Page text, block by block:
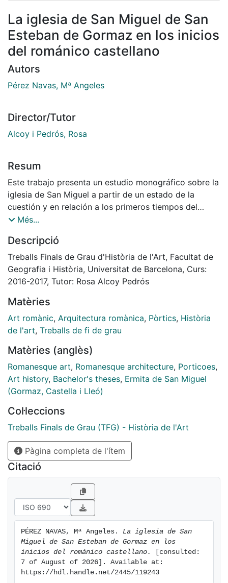
La iglesia de San Miguel de San
Esteban de Gormaz en los inicios
del románico castellano
Autors
Pérez Navas, Mª Angeles
Director/Tutor
Alcoy i Pedrós, Rosa
Resum
Este trabajo presenta un estudio monográfico sobre la
iglesia de San Miguel a partir de un estado de la
cuestión y en relación a los primeros tiempos del
románico castellano, en una sociedad de frontera de
escogido las viejas demarcaciones medievales de las
Comunidades de Villa y Tierra y concretamente, la
zona de San Esteban de Gormaz (Soria), durante
los siglos X, XI y XII porque fue en este periodo,
sería la arquitectura del románico castellano.
Més...
Descripció
Treballs Finals de Grau d'Història de l'Art, Facultat de
Geografia i Història, Universitat de Barcelona, Curs:
2016-2017, Tutor: Rosa Alcoy Pedrós
Matèries
Art romànic, Arquitectura romànica, Pòrtics, Història
de l'art, Treballs de fi de grau
Matèries (anglès)
Romanesque art, Romanesque architecture, Porticoes,
Art history, Bachelor's theses, Ermita de San Miguel
(Gormaz, Castella i Lleó)
Col·leccions
Treballs Finals de Grau (TFG) - Història de l'Art
Pàgina completa de l'ítem
Citació
PÉREZ NAVAS, Mª Angeles. La iglesia de San
Miguel de San Esteban de Gormaz en los
inicios del románico castellano.
[consulted:
7 of August of 2026]. Available at:
https://hdl.handle.net/2445/119243